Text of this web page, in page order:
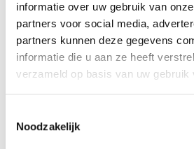
informatie over uw gebruik van
partners voor social media,
partners kunnen deze gegevens
informatie die u aan ze heeft
verzameld op basis van uw gebruik
Noodzakelijk
Leaflet – Waar moet je aan
je bestelt voor
Download